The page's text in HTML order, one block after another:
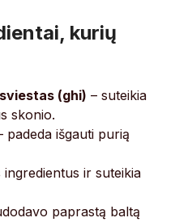
kurių
(ghi) – suteikia
skonio.
padeda išgauti purią
ingredientus ir suteikia
paprastą baltą